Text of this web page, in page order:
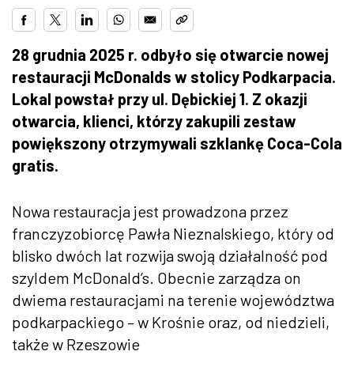
28 grudnia 2025 r. odbyło się otwarcie nowej
restauracji McDonalds w stolicy Podkarpacia.
Lokal powstał przy ul. Dębickiej 1. Z okazji
otwarcia, klienci, którzy zakupili zestaw
powiększony otrzymywali szklankę Coca-Cola
gratis.
Nowa restauracja jest prowadzona przez
franczyzobiorcę Pawła Nieznalskiego, który od
blisko dwóch lat rozwija swoją działalność pod
szyldem McDonald’s. Obecnie zarządza on
dwiema restauracjami na terenie województwa
podkarpackiego – w Krośnie oraz, od niedzieli,
także w Rzeszowie